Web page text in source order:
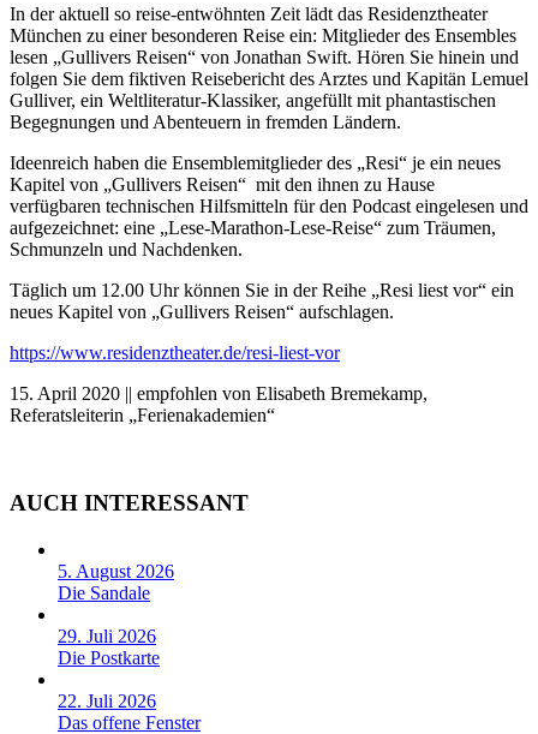
In der aktuell so reise-entwöhnten Zeit lädt das Residenztheater
München zu einer besonderen Reise ein: Mitglieder des Ensembles
lesen „Gullivers Reisen“ von Jonathan Swift. Hören Sie hinein und
folgen Sie dem fiktiven Reisebericht des Arztes und Kapitän Lemuel
Gulliver, ein Weltliteratur-Klassiker, angefüllt mit phantastischen
Begegnungen und Abenteuern in fremden Ländern.
Ideenreich haben die Ensemblemitglieder des „Resi“ je ein neues
Kapitel von „Gullivers Reisen“ mit den ihnen zu Hause
verfügbaren technischen Hilfsmitteln für den Podcast eingelesen und
aufgezeichnet: eine „Lese-Marathon-Lese-Reise“ zum Träumen,
Schmunzeln und Nachdenken.
Täglich um 12.00 Uhr können Sie in der Reihe „Resi liest vor“ ein
neues Kapitel von „Gullivers Reisen“ aufschlagen.
https://www.residenztheater.de/resi-liest-vor
15. April 2020 || empfohlen von Elisabeth Bremekamp,
Referatsleiterin „Ferienakademien“
AUCH INTERESSANT
5. August 2026
Die Sandale
29. Juli 2026
Die Postkarte
22. Juli 2026
Das offene Fenster